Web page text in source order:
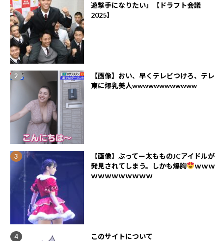
遊撃手になりたい」【ドラフト会議
2025】
【画像】おい、早くテレビつけろ、テレ
東に爆乳美人wwwwwwwwwwww
【画像】ぶってー太もものJCアイドルが
発見されてしまう。しかも爆胸
ｗｗｗ
ｗｗｗｗｗｗｗｗｗ
このサイトについて